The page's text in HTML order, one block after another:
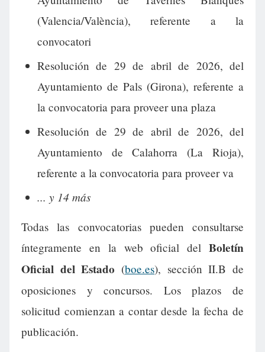
(Valencia/València), referente a la
convocatori
Resolución de 29 de abril de 2026, del
Ayuntamiento de Pals (Girona), referente a
la convocatoria para proveer una plaza
Resolución de 29 de abril de 2026, del
Ayuntamiento de Calahorra (La Rioja),
referente a la convocatoria para proveer va
... y 14 más
Todas las convocatorias pueden consultarse
íntegramente en la web oficial del Boletín
Oficial del Estado (boe.es), sección II.B de
oposiciones y concursos. Los plazos de
solicitud comienzan a contar desde la fecha de
publicación.